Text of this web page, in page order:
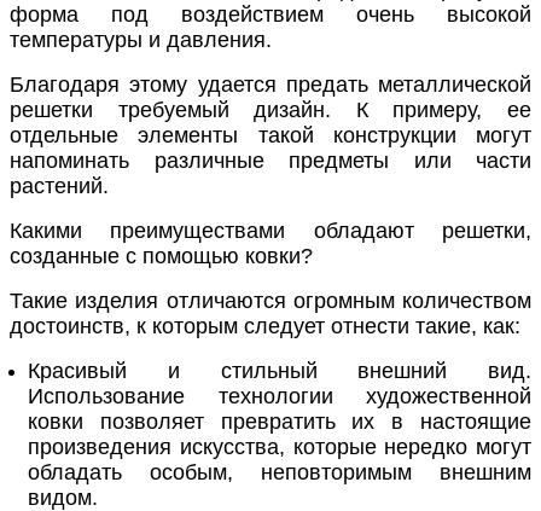
форма под воздействием очень высокой
температуры и давления.
Благодаря этому удается предать металлической
решетки требуемый дизайн. К примеру, ее
отдельные элементы такой конструкции могут
напоминать различные предметы или части
растений.
Какими преимуществами обладают решетки,
созданные с помощью ковки?
Такие изделия отличаются огромным количеством
достоинств, к которым следует отнести такие, как:
Красивый и стильный внешний вид.
Использование технологии художественной
ковки позволяет превратить их в настоящие
произведения искусства, которые нередко могут
обладать особым, неповторимым внешним
видом.